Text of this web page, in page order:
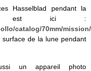
Hasselblad pendant la
est ici :
catalog/70mm/
de la lune pendant
un appareil photo